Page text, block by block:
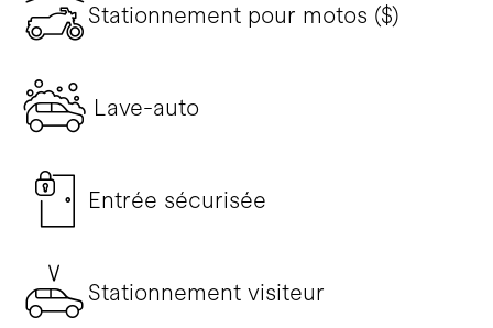
Stationnement pour motos ($)
Lave-auto
Entrée sécurisée
Stationnement visiteur